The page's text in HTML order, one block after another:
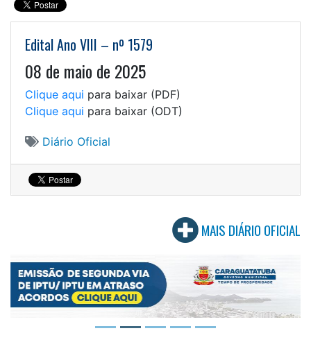
Edital Ano VIII – nº 1579
08 de maio de 2025
Clique aqui para baixar (PDF)
Clique aqui para baixar (ODT)
Diário Oficial
MAIS DIÁRIO OFICIAL